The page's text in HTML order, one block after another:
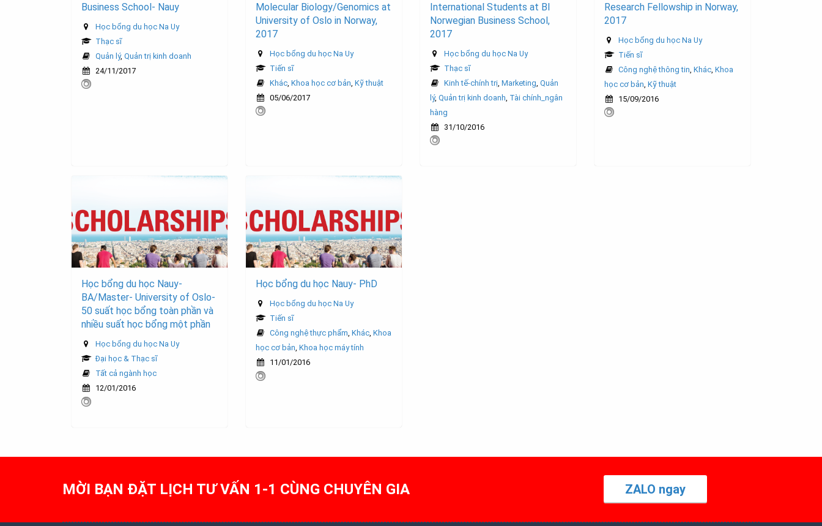
Business School- Nauy
Học bổng du học Na Uy
Thạc sĩ
Quản lý, Quản trị kinh doanh
24/11/2017
Molecular Biology/Genomics at
University of Oslo in Norway,
2017
Học bổng du học Na Uy
Tiến sĩ
Khác Khoa học cơ bản Kỹ thuật
05/06/2017
International Students at BI
Norwegian Business School,
2017
Học bổng du học Na Uy
Thạc sĩ
Kinh tế-chính trị Marketing Quản
lý, Quản trị kinh doanh Tài chính_ngân
hàng
31/10/2016
Research Fellowship in Norway,
2017
Học bổng du học Na Uy
Tiến sĩ
Công nghệ thông tin Khác Khoa
học cơ bản Kỹ thuật
15/09/2016
Học bổng du học Nauy-
BA/Master- University of Oslo-
50 suất học bổng toàn phần và
nhiều suất học bổng một phần
Học bổng du học Na Uy
Đại học & Thạc sĩ
Tất cả ngành học
12/01/2016
Học bổng du học Nauy- PhD
Học bổng du học Na Uy
Tiến sĩ
Công nghệ thực phẩm, Khác, Khoa
học cơ bản, Khoa học máy tính
11/01/2016
MỜI BẠN ĐẶT LỊCH TƯ VẤN 1-1 CÙNG CHUYÊN GIA ZALO ngay